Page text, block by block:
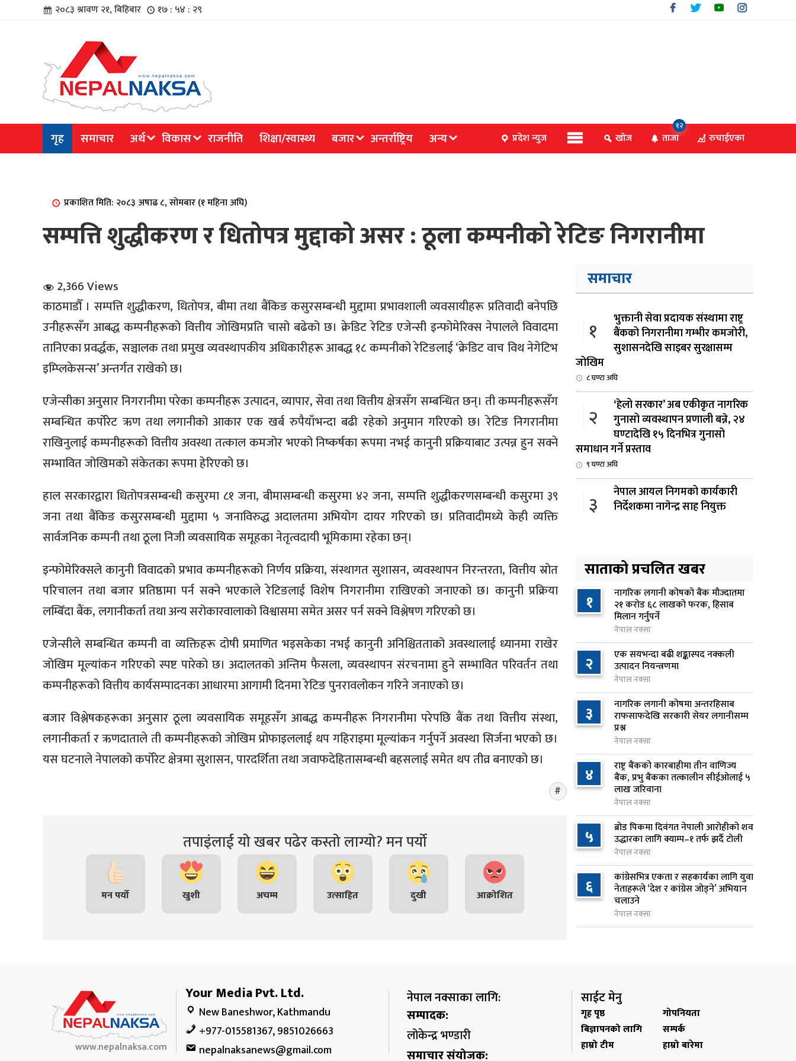
२०८३ श्रावण २१, बिहिबार १७ : ५४ : २९
गृह समाचार अर्थ विकास राजनीति शिक्षा/स्वास्थ्य बजार अन्तर्राष्ट्रिय अन्य प्रदेश न्युज खोज ताजा
१२
रुचाईएका
प्रकाशित मिति: २०८३ अषाढ ८, सोमबार (१ महिना अघि)
सम्पत्ति शुद्धीकरण र धितोपत्र मुद्दाको असर : ठूला कम्पनीको रेटिङ निगरानीमा
2,366 Views
काठमाडौँ । सम्पत्ति शुद्धीकरण, धितोपत्र, बीमा तथा बैंकिङ कसुरसम्बन्धी मुद्दामा प्रभावशाली व्यवसायीहरू प्रतिवादी बनेपछि
उनीहरूसँग आबद्ध कम्पनीहरूको वित्तीय जोखिमप्रति चासो बढेको छ। क्रेडिट रेटिङ एजेन्सी इन्फोमेरिक्स नेपालले विवादमा
तानिएका प्रवर्द्धक, सञ्चालक तथा प्रमुख व्यवस्थापकीय अधिकारीहरू आबद्ध १८ कम्पनीको रेटिङलाई ‘क्रेडिट वाच विथ नेगेटिभ
इम्प्लिकेसन्स’ अन्तर्गत राखेको छ।
एजेन्सीका अनुसार निगरानीमा परेका कम्पनीहरू उत्पादन, व्यापार, सेवा तथा वित्तीय क्षेत्रसँग सम्बन्धित छन्। ती कम्पनीहरूसँग
सम्बन्धित कर्पोरेट ऋण तथा लगानीको आकार एक खर्ब रुपैयाँभन्दा बढी रहेको अनुमान गरिएको छ। रेटिङ निगरानीमा
राखिनुलाई कम्पनीहरूको वित्तीय अवस्था तत्काल कमजोर भएको निष्कर्षका रूपमा नभई कानुनी प्रक्रियाबाट उत्पन्न हुन सक्ने
सम्भावित जोखिमको संकेतका रूपमा हेरिएको छ।
हाल सरकारद्वारा धितोपत्रसम्बन्धी कसुरमा ८१ जना, बीमासम्बन्धी कसुरमा ४२ जना, सम्पत्ति शुद्धीकरणसम्बन्धी कसुरमा ३९
जना तथा बैंकिङ कसुरसम्बन्धी मुद्दामा ५ जनाविरुद्ध अदालतमा अभियोग दायर गरिएको छ। प्रतिवादीमध्ये केही व्यक्ति
सार्वजनिक कम्पनी तथा ठूला निजी व्यवसायिक समूहका नेतृत्वदायी भूमिकामा रहेका छन्।
इन्फोमेरिक्सले कानुनी विवादको प्रभाव कम्पनीहरूको निर्णय प्रक्रिया, संस्थागत सुशासन, व्यवस्थापन निरन्तरता, वित्तीय स्रोत
परिचालन तथा बजार प्रतिष्ठामा पर्न सक्ने भएकाले रेटिङलाई विशेष निगरानीमा राखिएको जनाएको छ। कानुनी प्रक्रिया
लम्बिँदा बैंक, लगानीकर्ता तथा अन्य सरोकारवालाको विश्वासमा समेत असर पर्न सक्ने विश्लेषण गरिएको छ।
एजेन्सीले सम्बन्धित कम्पनी वा व्यक्तिहरू दोषी प्रमाणित भइसकेका नभई कानुनी अनिश्चितताको अवस्थालाई ध्यानमा राखेर
जोखिम मूल्यांकन गरिएको स्पष्ट पारेको छ। अदालतको अन्तिम फैसला, व्यवस्थापन संरचनामा हुने सम्भावित परिवर्तन तथा
कम्पनीहरूको वित्तीय कार्यसम्पादनका आधारमा आगामी दिनमा रेटिङ पुनरावलोकन गरिने जनाएको छ।
बजार विश्लेषकहरूका अनुसार ठूला व्यवसायिक समूहसँग आबद्ध कम्पनीहरू निगरानीमा परेपछि बैंक तथा वित्तीय संस्था,
लगानीकर्ता र ऋणदाताले ती कम्पनीहरूको जोखिम प्रोफाइललाई थप गहिराइमा मूल्यांकन गर्नुपर्ने अवस्था सिर्जना भएको छ।
यस घटनाले नेपालको कर्पोरेट क्षेत्रमा सुशासन, पारदर्शिता तथा जवाफदेहितासम्बन्धी बहसलाई समेत थप तीव्र बनाएको छ।
तपाइंलाई यो खबर पढेर कस्तो लाग्यो? मन पर्यो
मन पर्यो खुशी अचम्म उत्साहित दुखी आक्रोशित
समाचार
१
भुक्तानी सेवा प्रदायक संस्थामा राष्ट्र
बैंकको निगरानीमा गम्भीर कमजोरी,
सुशासनदेखि साइबर सुरक्षासम्म
जोखिम
८ घण्टा अघि
२
‘हेलो सरकार’ अब एकीकृत नागरिक
गुनासो व्यवस्थापन प्रणाली बन्ने, २४
घण्टादेखि १५ दिनभित्र गुनासो
समाधान गर्ने प्रस्ताव
९ घण्टा अघि
३
नेपाल आयल निगमको कार्यकारी
निर्देशकमा नागेन्द्र साह नियुक्त
४
प्राथमिकता दिँदै त्रिभुवन
विश्वविद्यालयले नयाँ नीति तथा
कार्यक्रम ल्याउने
११ घण्टा अघि
५
सरकारद्वारा राष्ट्रसेवक कर्मचारीको
नयाँ तलबमान स्वीकृत, न्यूनतम तलब
२८ हजार ९८४ रुपैयाँ
११ घण्टा अघि
६
सिद्धबाबा सुरुङ निर्माणमा ३ अर्ब १
करोड खर्च, २०८३ फागुनको
समयसीमा
१८ घण्टा अघि
७
निम्सदाइसहित चार पर्वतारोहीको शव
बेस क्याम्पमा ल्याइयो
१ दिन अघि
८
सुनसरी र सिरहाका घटनाका
पीडितलाई राहत र उपचार दिने
सरकारको निर्णय
१ दिन अघि
९
कृषि क्षेत्रलाई आत्मनिर्भर बनाउने
लक्ष्यसहित राष्ट्रिय कृषि नीति २०८३
१०
जरिवाना छुट दिने
साताको प्रचलित खबर
१ नागरिक लगानी कोषको बैंक मौज्दातमा
२१ करोड ६८ लाखको फरक, हिसाब
मिलान गर्नुपर्ने
नेपाल नक्सा
२ एक सयभन्दा बढी शङ्कास्पद नक्कली
उत्पादन नियन्त्रणमा
नेपाल नक्सा
३ नागरिक लगानी कोषमा अन्तरहिसाब
राफसाफदेखि सरकारी सेयर लगानीसम्म
प्रश्न
नेपाल नक्सा
४ राष्ट्र बैंकको कारबाहीमा तीन वाणिज्य
बैंक, प्रभु बैंकका तत्कालीन सीईओलाई ५
लाख जरिवाना
नेपाल नक्सा
५ ब्रोड पिकमा दिवंगत नेपाली आरोहीको शव
उद्धारका लागि क्याम्प–१ तर्फ झर्दै टोली
नेपाल नक्सा
६ कांग्रेसभित्र एकता र सहकार्यका लागि युवा
नेताहरूले ‘देश र कांग्रेस जोड्ने’ अभियान
चलाउने
नेपाल नक्सा
www.nepalnaksa.com
Your Media Pvt. Ltd.
New Baneshwor, Kathmandu
+977-015581367, 9851026663
nepalnaksanews@gmail.com
नेपाल नक्साका लागि:
सम्पादक:
लोकेन्द्र भण्डारी
समाचार संयोजक:
साईट मेनु
गृह पृष्ठ
गोपनियता
बिज्ञापनको लागि
सम्पर्क
हाम्रो टीम
हाम्रो बारेमा